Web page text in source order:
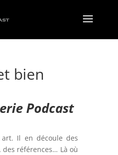
bien
Podcast
Il en découle des
références… Là où